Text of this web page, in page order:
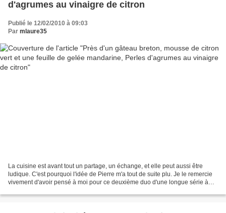
d'agrumes au vinaigre de citron
Publié le 12/02/2010 à 09:03
Par mlaure35
La cuisine est avant tout un partage, un échange, et elle peut aussi être
ludique. C'est pourquoi l'idée de Pierre m'a tout de suite plu. Je le remercie
vivement d'avoir pensé à moi pour ce deuxième duo d'une longue série à